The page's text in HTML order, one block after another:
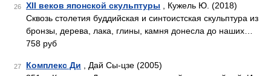
26 XII веков японской скульптуры , Кужель Ю. (2018)
Сквозь столетия буддийская и синтоистская скульптура из
бронзы, дерева, лака, глины, камня донесла до наших…
758 руб
27 Комплекс Ди , Дай Сы-цзе (2005)